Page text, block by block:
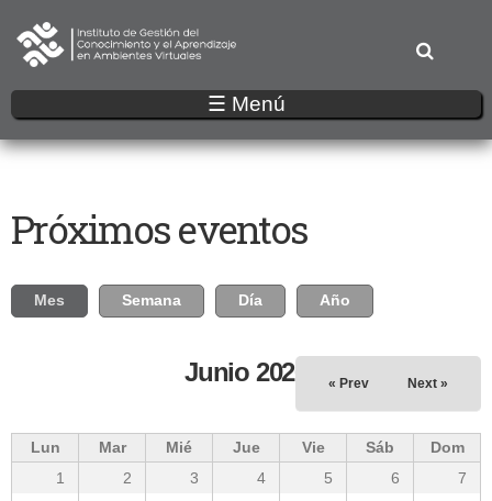
al
contenido
principal
☰ Menú
Próximos eventos
Solapas principales
Mes (solapa activa)
Semana Día Año
Junio 2026 « Prev Next »
Lun Mar Mié Jue Vie Sáb
Dom
1
2 3 4 5 6 7